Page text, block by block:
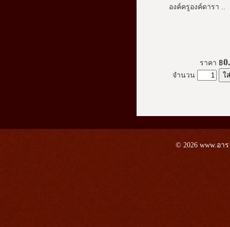
องค์ครูองค์ดารา ..
ราคา ฿
จำนวน
© 2026 www.อาร